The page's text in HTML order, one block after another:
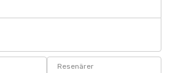
Resenärer